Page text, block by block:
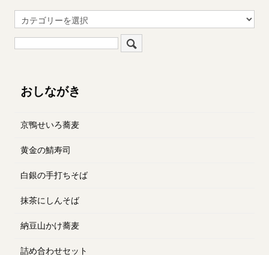
おしながき
京鴨せいろ蕎麦
黄金の鯖寿司
白銀の手打ちそば
抹茶にしんそば
納豆山かけ蕎麦
詰め合わせセット